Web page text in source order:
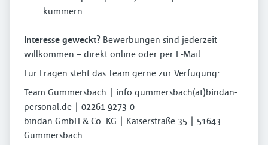
kümmern
Interesse geweckt? Bewerbungen sind jederzeit
willkommen – direkt online oder per E-Mail.
Für Fragen steht das Team gerne zur Verfügung:
Team Gummersbach | info.gummersbach(at)bindan-
personal.de | 02261 9273-0
bindan GmbH & Co. KG | Kaiserstraße 35 | 51643
Gummersbach